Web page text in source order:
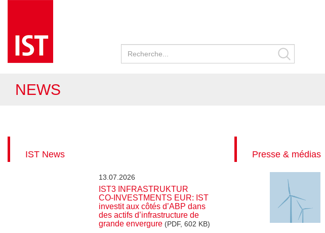
NEWS
IST News
13.07.2026
IST3 INFRASTRUKTUR
CO‑INVESTMENTS EUR: IST
investit aux côtés d’ABP dans
des actifs d’infrastructure de
grande envergure (PDF, 602 KB)
Presse & médias